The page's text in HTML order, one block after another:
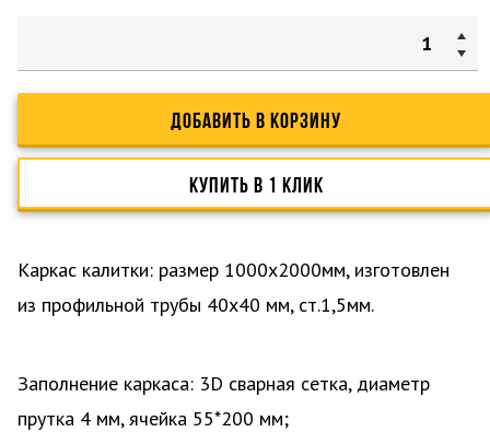
ДОБАВИТЬ В КОРЗИНУ
КУПИТЬ В 1 КЛИК
Каркас калитки: размер 1000х2000мм, изготовлен
из профильной трубы 40х40 мм, ст.1,5мм.
Заполнение каркаса: 3D сварная сетка, диаметр
прутка 4 мм, ячейка 55*200 мм;